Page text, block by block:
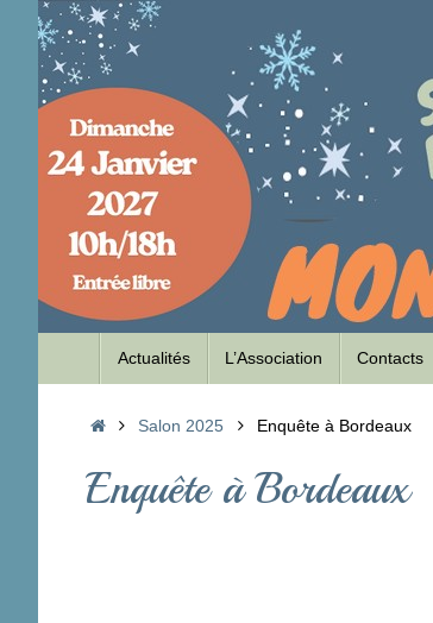
Passer
contenu
Actualités L’Association Contacts
AccueilSalon 2025 Enquête à Bordeaux
Enquête à Bordeaux